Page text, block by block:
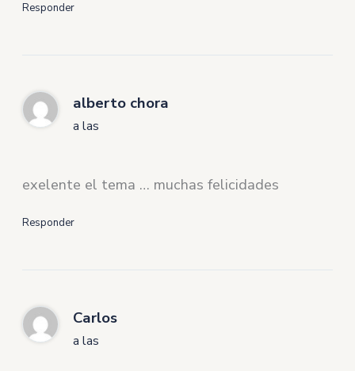
Responder
alberto chora
a las
exelente el tema … muchas felicidades
Responder
Carlos
a las